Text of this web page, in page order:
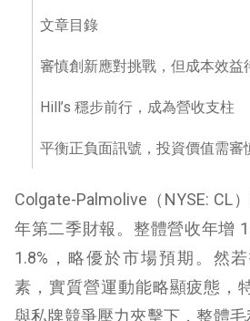
文章目錄
審慎創新應對挑戰，但成本效益
Hill’s 穩步前行，成為營收支柱
平衡正負面訊號，投資價值需審
Colgate-Palmolive（NYSE: CL
年第二季財報。整體營收年增
1.8%，略優於市場預期。然
素，實質營運動能略顯疲態，
與私牌競爭壓力夾擊下，整體毛